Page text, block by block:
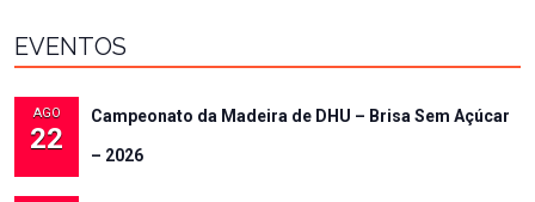
EVENTOS
AGO
22
Campeonato da Madeira de DHU – Brisa Sem Açúcar
– 2026